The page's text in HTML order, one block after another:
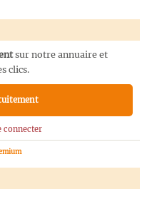
sur notre annuaire et
clics.
connecter